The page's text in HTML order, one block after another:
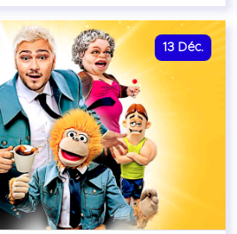
13 Déc.